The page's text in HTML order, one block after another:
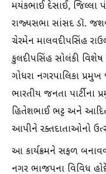
મયંકભાઈ દેસાઈ, જિલ્લા
રાજ્યસભા સાંસદ ડૉ.
ચેરમેન માલવદીપસિંહ
કુલદીપસિંહ સોલંકી
ગોધરા નગરપાલિકા
ભારતીય જનતા પાર્ટીના
હિતેશભાઈ ભટ્ટ અને
આપીને રક્તદાતાઓનો
આ કાર્યક્રમને સફળ
નગર ભાજપના વિવિધ